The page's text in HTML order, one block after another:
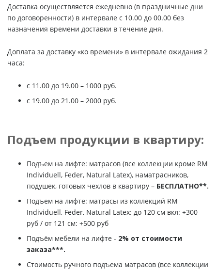
Доставка осуществляется ежедневно (в праздничные дни
по договоренности) в интервале с 10.00 до 00.00 без
назначения времени доставки в течение дня.
Доплата за доставку «ко времени» в интервале ожидания 2
часа:
c 11.00 до 19.00 – 1000 руб.
с 19.00 до 21.00 – 2000 руб.
Подъем продукции в квартиру:
Подъем на лифте: матрасов (все коллекции кроме RM
Individuell, Feder, Natural Latex), наматрасников,
подушек, готовых чехлов в квартиру – БЕСПЛАТНО**.
Подъем на лифте: матрасы из коллекций RM
Individuell, Feder, Natural Latex: до 120 см вкл: +300
руб / от 121 см: +500 руб
Подъём мебели на лифте - 2% от стоимости
заказа***.
Стоимость ручного подъема матрасов (все коллекции